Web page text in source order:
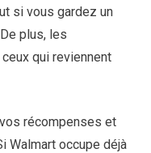
si vous gardez un
plus, les
qui reviennent
récompenses et
Walmart occupe déjà